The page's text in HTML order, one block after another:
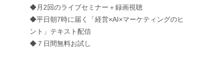
◆月2回のライブセミナー＋録画視聴
◆平日朝7時に届く「経営×AI×マーケティングのヒ
ント」テキスト配信
◆７日間無料お試し